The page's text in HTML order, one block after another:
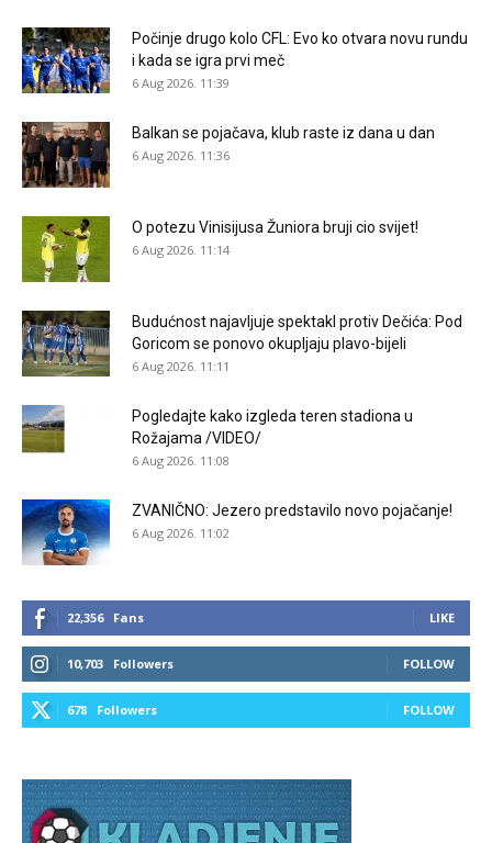
Počinje drugo kolo CFL: Evo ko otvara novu rundu
i kada se igra prvi meč
6 Aug 2026. 11:39
Balkan se pojačava, klub raste iz dana u dan
6 Aug 2026. 11:36
O potezu Vinisijusa Žuniora bruji cio svijet!
6 Aug 2026. 11:14
Budućnost najavljuje spektakl protiv Dečića: Pod
Goricom se ponovo okupljaju plavo-bijeli
6 Aug 2026. 11:11
Pogledajte kako izgleda teren stadiona u
Rožajama /VIDEO/
6 Aug 2026. 11:08
ZVANIČNO: Jezero predstavilo novo pojačanje!
6 Aug 2026. 11:02
22,356 Fans LIKE
10,703 Followers FOLLOW
678 Followers FOLLOW